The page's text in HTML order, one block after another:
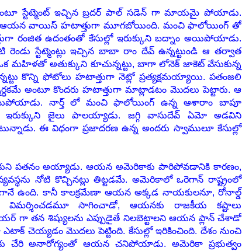
స్టేట్మెంట్ ఇచ్చిన బ్రదర్ పాల్ సడెన్ గా మాయమై పోయాడు.
ఆయన వాయిస్ హటాత్తుగా మూగబోయింది. మంచి ఫాలోయింగ్ తో
రంజిత ఉదంతంతో కేసుల్లో ఇరుక్కుని బద్నాం అయిపోయాడు.
స్టేట్మెంట్లు ఇచ్చిన బాబా రాం దేవ్ ఉన్నట్టుండి ఆ తర్వాత
అతుక్కుని కూచున్నట్టు, బాగా లోనెక్ జాకెట్ వేసుకున్న
కొన్ని ఫోటోలు హటాత్తుగా నెట్లో ప్రత్యక్షమయ్యాయి. పతంజలి
అంటూ కొందరు హటాత్తుగా మాట్లాడటం మొదలు పెట్టారు. ఆ
నార్త్ లో మంచి ఫాలోయింగ్ ఉన్న ఆశారాం బాపూ
ఇరుక్కుని జైలు పాలయ్యాడు. జగ్గి వాసుదేవ్ ఏమో అడవిని
ఈ విధంగా ప్రజాదరణ ఉన్న అందరు స్వాములూ కేసుల్లో
పతనం అయ్యాడు. ఆయన అమెరికాకు పారిపోవడానికి కారణం,
నోటి కొచ్చినట్లు తిట్టడమే. అమెరికాలో ఒరెగాన్ రాష్ట్రంలో
ఉంది. కానీ కాలక్రమేణా ఆయన అక్కడ నాయకులనూ, రోనాల్డ్
విమర్శించడమూ సాగించాడో, ఆయనకు రాజకీయ కష్టాలు
తన శిష్యులను ఎప్పుడైతే నిలబెట్టాలని ఆయన ప్లాన్ చేశాడో
చెయ్యడం మొదలు పెట్టింది. కేసుల్లో ఇరికించింది. దేశం నుంచి
చేరి అనారోగ్యంతో ఆయన చనిపోయాడు. అమెరికా ప్రభుత్వం